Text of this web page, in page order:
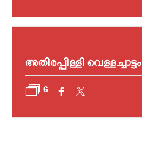
അതിരപ്പിള്ളി വെള്ളച്ചാട്ടം
6